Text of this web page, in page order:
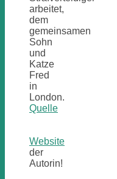
arbeitet,
dem
gemeinsamen
Sohn
und
Katze
Fred
in
London.
Quelle
Website
der
Autorin!